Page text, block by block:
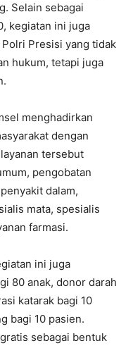
Selain sebagai
kegiatan ini juga
Presisi yang tidak
hukum, tetapi juga
menghadirkan
dengan
tersebut
pengobatan
dalam,
mata, spesialis
farmasi.
ini juga
80 anak, donor darah
katarak bagi 10
bagi 10 pasien.
sebagai bentuk